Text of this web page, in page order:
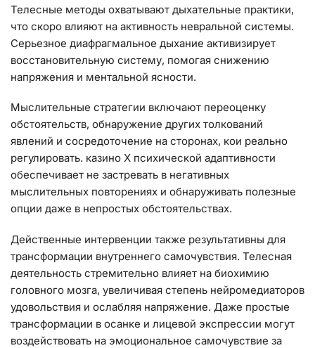
Телесные методы охватывают дыхательные практики,
что скоро влияют на активность невральной системы.
Серьезное диафрагмальное дыхание активизирует
восстановительную систему, помогая снижению
напряжения и ментальной ясности.
Мыслительные стратегии включают переоценку
обстоятельств, обнаружение других толкований
явлений и сосредоточение на сторонах, кои реально
регулировать. казино Х психической адаптивности
обеспечивает не застревать в негативных
мыслительных повторениях и обнаруживать полезные
опции даже в непростых обстоятельствах.
Действенные интервенции также результативны для
трансформации внутреннего самочувствия. Телесная
деятельность стремительно влияет на биохимию
головного мозга, увеличивая степень нейромедиаторов
удовольствия и ослабляя напряжение. Даже простые
трансформации в осанке и лицевой экспрессии могут
воздействовать на эмоциональное самочувствие за